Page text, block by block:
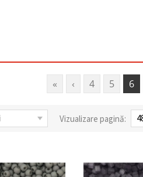
« ‹ 4 5 6
Vizualizare pagină: